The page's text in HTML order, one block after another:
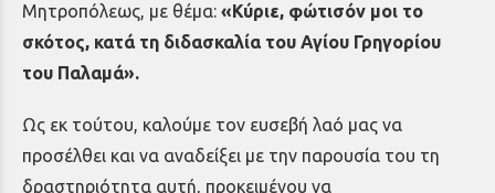
Μητροπόλεως, με θέμα: «Κύριε, φώτισόν μοι το
σκότος, κατά τη διδασκαλία του Αγίου Γρηγορίου
του Παλαμά».
Ως εκ τούτου, καλούμε τον ευσεβή λαό μας να
προσέλθει και να αναδείξει με την παρουσία του τη
δραστηριότητα αυτή, προκειμένου να